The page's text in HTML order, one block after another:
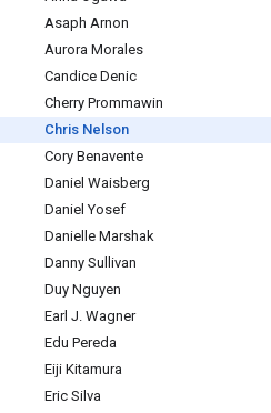
Asaph Arnon
Aurora Morales
Candice Denic
Cherry Prommawin
Chris Nelson
Cory Benavente
Daniel Waisberg
Daniel Yosef
Danielle Marshak
Danny Sullivan
Duy Nguyen
Earl J. Wagner
Edu Pereda
Eiji Kitamura
Eric Silva